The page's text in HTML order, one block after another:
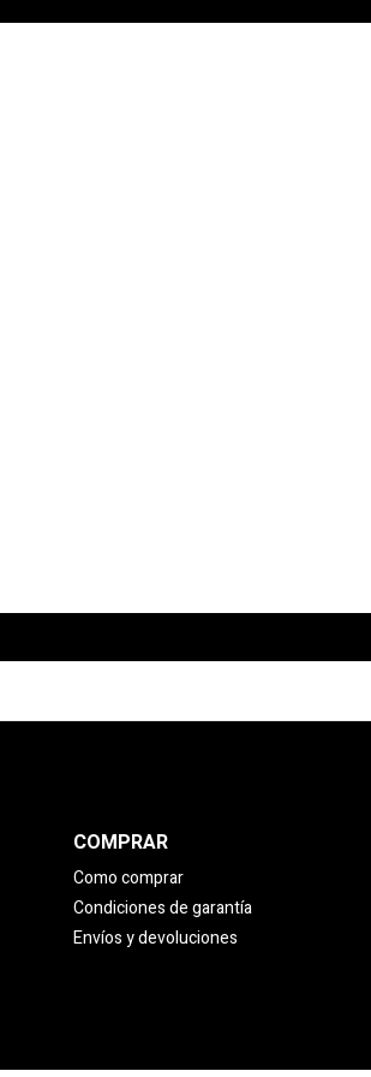
COMPRAR
Como comprar
Condiciones de garantía
Envíos y devoluciones